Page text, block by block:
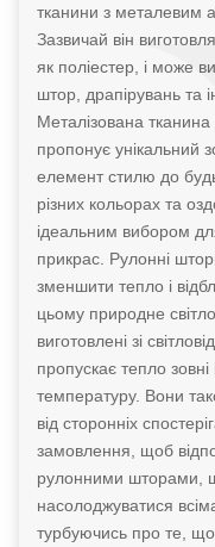
тканини з металевим
Зазвичай він
як поліестер, і може
штор, драпірувань та
Металізована
пропонує унікальний
елемент стилю до
різних кольорах та
ідеальним вибором
прикрас. Рулонні
зменшити тепло і
цьому природне
виготовлені зі
пропускає тепло
температуру. Вони
від сторонніх
замовлення, щоб
рулонними шторами,
насолоджуватися
турбуючись про те,